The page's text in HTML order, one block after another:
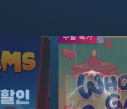
주말 특가
배급사 할인